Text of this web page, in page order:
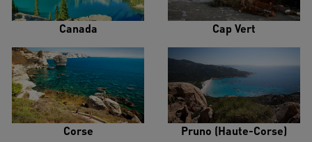
Canada Cap Vert
Corse Pruno (Haute-Corse)